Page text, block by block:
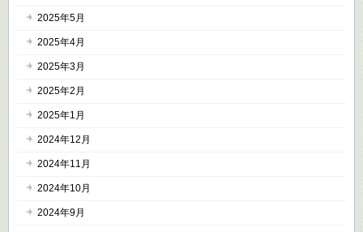
2025年5月
2025年4月
2025年3月
2025年2月
2025年1月
2024年12月
2024年11月
2024年10月
2024年9月